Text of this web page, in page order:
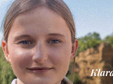
Politica 8 Agosto 2026